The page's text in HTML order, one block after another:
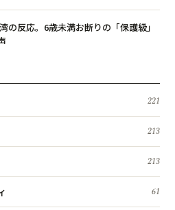
の反応。6歳未満お断りの「保護級」
221
213
213
61